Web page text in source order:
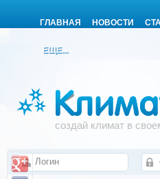
ГЛАВНАЯ НОВОСТИ
ЕЩЕ...
создай климат в